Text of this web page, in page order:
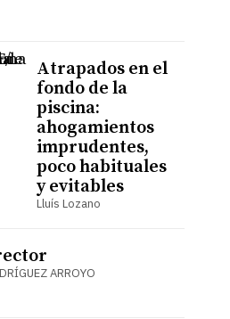
Atrapados en el
fondo de la
piscina:
ahogamientos
imprudentes,
poco habituales
y evitables
Lluís Lozano
ARROYO